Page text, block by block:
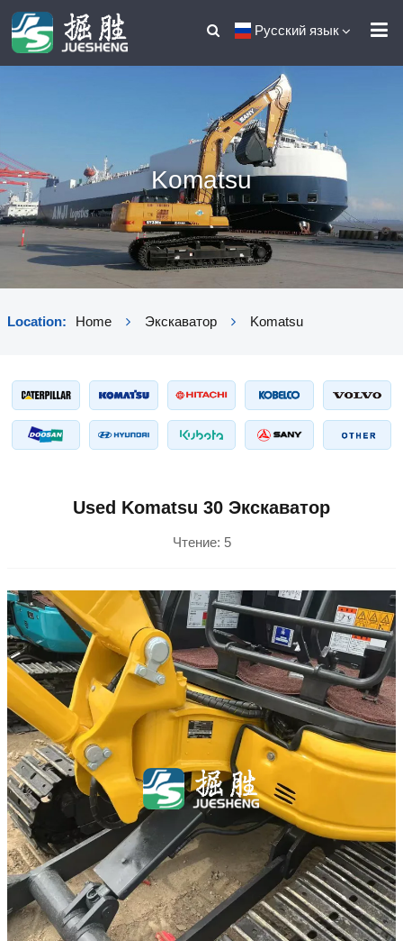
Русский язык
Komatsu
Location: Home Экскаватор Komatsu
Used Komatsu 30 Экскаватор
Чтение: 5